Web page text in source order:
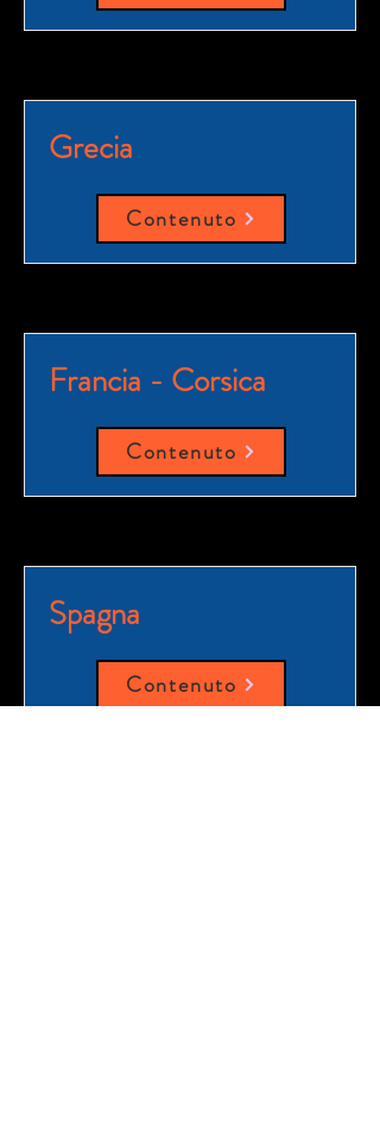
Grecia
Contenuto
Francia - Corsica
Contenuto
Spagna
Contenuto